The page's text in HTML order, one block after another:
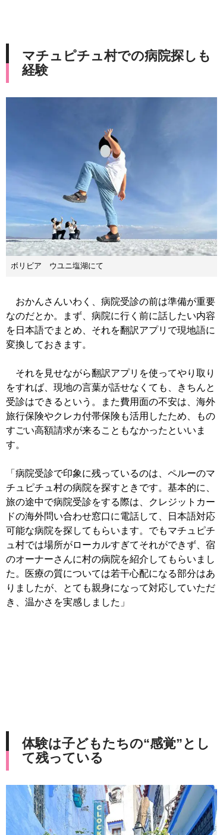
マチュピチュ村での病院探しも
経験
ボリビア ウユニ塩湖にて
おかんさんいわく、病院受診の前は準備が重要
なのだとか。まず、病院に行く前に話したい内容
を日本語でまとめ、それを翻訳アプリで現地語に
変換しておきます。
それを見せながら翻訳アプリを使ってやり取り
をすれば、現地の言葉が話せなくても、きちんと
受診はできるという。また費用面の不安は、海外
旅行保険やクレカ付帯保険も活用したため、もの
すごい高額請求が来ることもなかったといいま
す。
「病院受診で印象に残っているのは、ペルーのマ
チュピチュ村の病院を探すときです。基本的に、
旅の途中で病院受診をする際は、クレジットカー
ドの海外問い合わせ窓口に電話して、日本語対応
可能な病院を探してもらいます。でもマチュピチ
ュ村では場所がローカルすぎてそれができず、宿
のオーナーさんに村の病院を紹介してもらいまし
た。医療の質については若干心配になる部分はあ
りましたが、とても親身になって対応していただ
き、温かさを実感しました」
体験は子どもたちの“感覚”とし
て残っている